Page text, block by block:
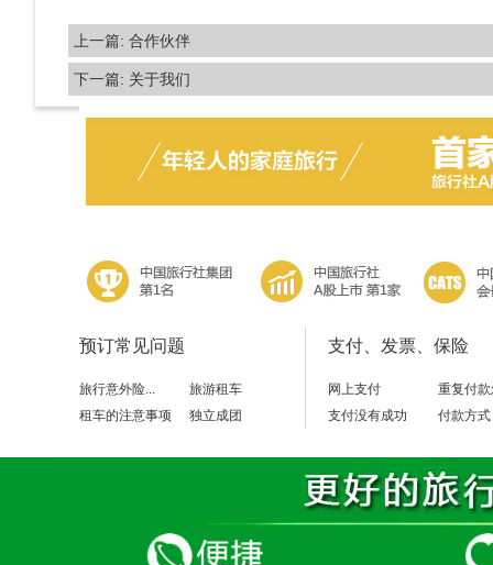
上一篇: 合作伙伴
下一篇: 关于我们
预订常见问题
旅行意外险...
旅游租车
租车的注意事项
独立成团
支付、发票、保险
网上支付
重复付
支付没有成功
付款方式